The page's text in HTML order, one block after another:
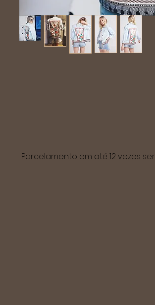
Parcelamento em até 12 vezes